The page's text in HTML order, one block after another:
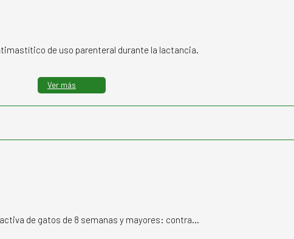
de uso parenteral durante la lactancia.
Ver más
de gatos de 8 semanas y mayores: contra…